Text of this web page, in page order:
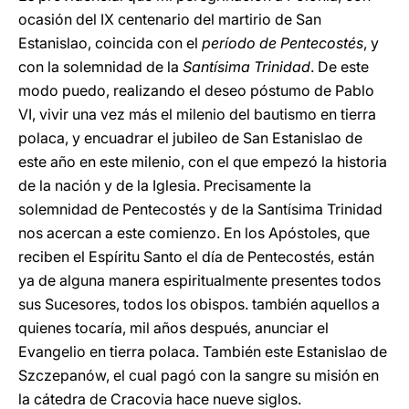
ocasión del IX centenario del martirio de San
Estanislao, coincida con el período de Pentecostés, y
con la solemnidad de la Santísima Trinidad. De este
modo puedo, realizando el deseo póstumo de Pablo
VI, vivir una vez más el milenio del bautismo en tierra
polaca, y encuadrar el jubileo de San Estanislao de
este año en este milenio, con el que empezó la historia
de la nación y de la Iglesia. Precisamente la
solemnidad de Pentecostés y de la Santísima Trinidad
nos acercan a este comienzo. En los Apóstoles, que
reciben el Espíritu Santo el día de Pentecostés, están
ya de alguna manera espiritualmente presentes todos
sus Sucesores, todos los obispos. también aquellos a
quienes tocaría, mil años después, anunciar el
Evangelio en tierra polaca. También este Estanislao de
Szczepanów, el cual pagó con la sangre su misión en
la cátedra de Cracovia hace nueve siglos.